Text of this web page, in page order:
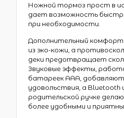
Ножной тормоз прост в
дает возможность
при необходимости.
Дополнительный комфорт
из эко-кожи, а
деки предотвращает
Звуковые эффекты,
батареек AAA,
удовольствия, а Bluetooth
родительской ручке
более удобными и